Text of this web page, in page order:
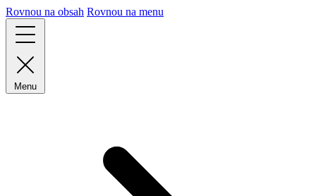
Rovnou na obsah Rovnou na menu
Menu